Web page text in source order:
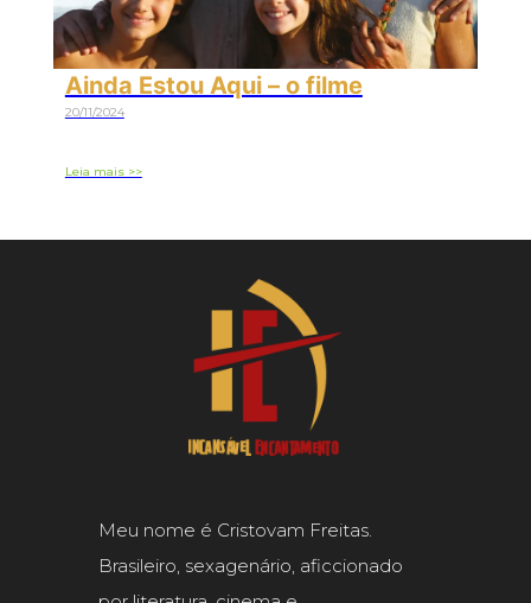
Ainda Estou Aqui – o filme
20/11/2024
Leia mais >>
Meu nome é Cristovam Freitas.
Brasileiro, sexagenário, aficcionado